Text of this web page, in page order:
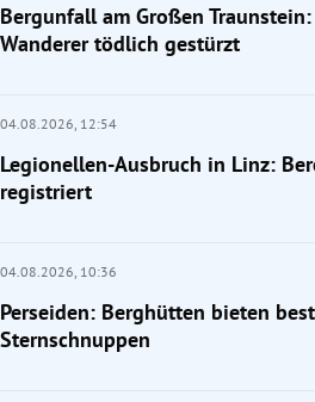
Bergunfall am Großen
Wanderer tödlich gestürzt
04.08.2026, 12:54
Legionellen-Ausbruch in Linz:
registriert
04.08.2026, 10:36
Perseiden: Berghütten bieten
Sternschnuppen